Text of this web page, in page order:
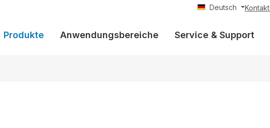
Deutsch Kontakt
Produkte Anwendungsbereiche Service & Support